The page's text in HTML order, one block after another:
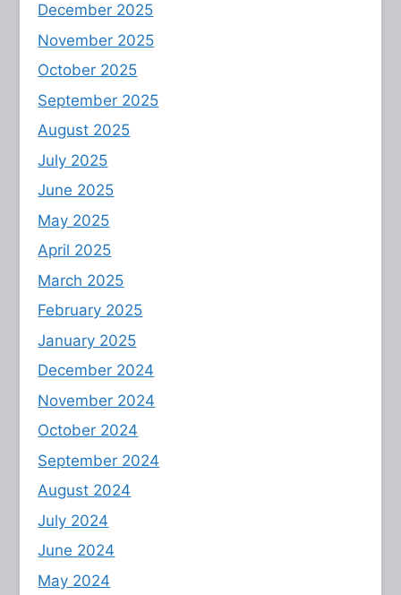
December 2025
November 2025
October 2025
September 2025
August 2025
July 2025
June 2025
May 2025
April 2025
March 2025
February 2025
January 2025
December 2024
November 2024
October 2024
September 2024
August 2024
July 2024
June 2024
May 2024